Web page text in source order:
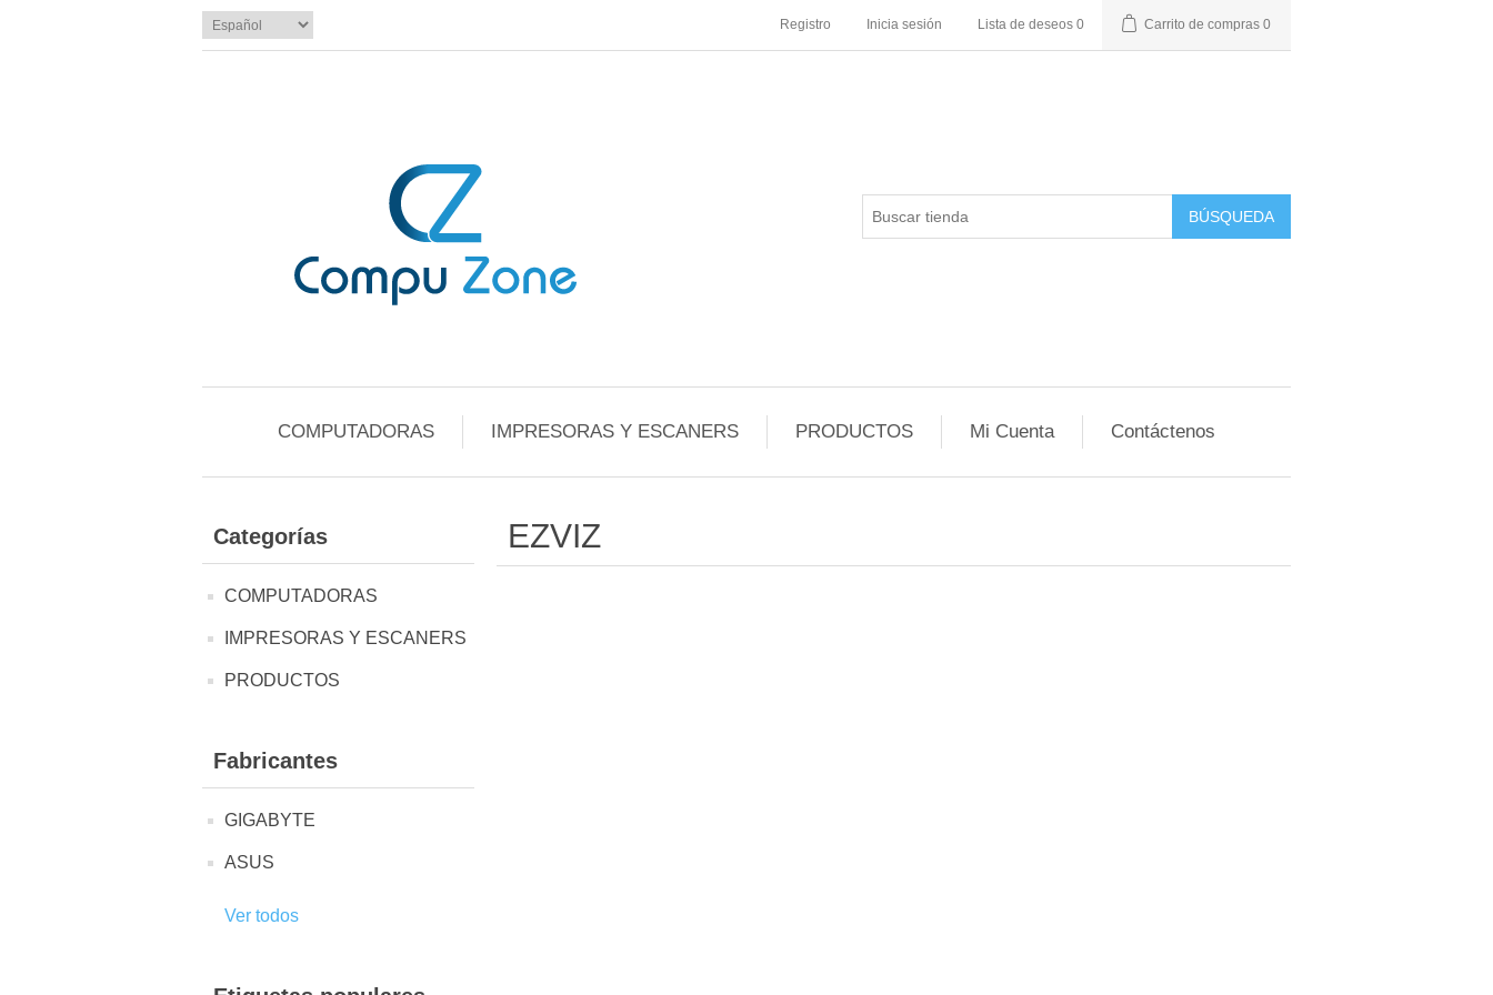
Registro Inicia sesión Lista de deseos 0 Carrito de compras 0
BÚSQUEDA
COMPUTADORAS IMPRESORAS Y ESCANERS PRODUCTOS Mi Cuenta Contáctenos
Categorías
COMPUTADORAS
IMPRESORAS Y ESCANERS
PRODUCTOS
Fabricantes
GIGABYTE
ASUS
Ver todos
EZVIZ